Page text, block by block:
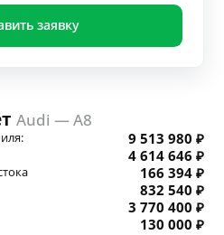
заявку
Audi — A8
9 513 980 ₽
4 614 646 ₽
166 394 ₽
832 540 ₽
3 770 400 ₽
130 000 ₽